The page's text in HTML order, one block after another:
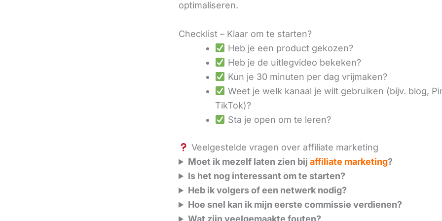
optimaliseren.
Checklist – Klaar om te starten?
Heb je een product gekozen?
Heb je de uitlegvideo bekeken?
Kun je 30 minuten per dag vrijmaken?
Weet je welk kanaal je wilt gebruiken (bijv. blog,
TikTok)?
Sta je open om te leren?
Veelgestelde vragen over affiliate marketing
Moet ik mezelf laten zien bijaffiliate marketing?
Is het nog interessant om te starten?
Heb ik volgers of een netwerk nodig?
Hoe snel kan ik mijn eerste commissie verdienen?
Wat zijn veelgemaakte fouten?